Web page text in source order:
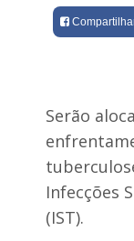
Serão
Infecções
(IST).